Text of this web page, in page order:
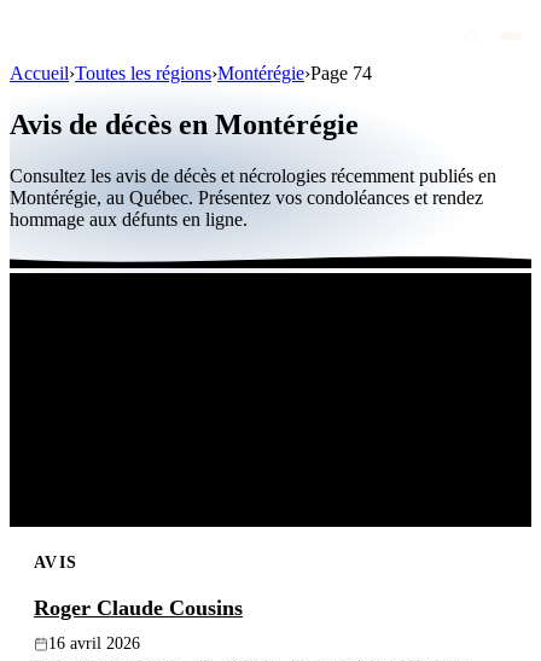
Personnalités publiques
Québec
Canada
International
Recherche
Accueil›Toutes les régions›Montérégie›Page 74
Avis de décès en Montérégie
Consultez les avis de décès et nécrologies récemment publiés en
Montérégie, au Québec. Présentez vos condoléances et rendez
hommage aux défunts en ligne.
AVIS
Roger Claude Cousins
16 avril 2026